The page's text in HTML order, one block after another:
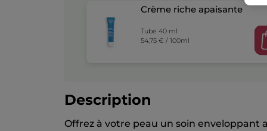
Crème riche apaisante
Tube 40 ml
54,75 € / 100ml
Description
Offrez à votre peau un soin enveloppant